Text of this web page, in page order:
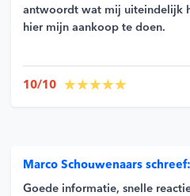
antwoordt wat mij uiteindelijk
hier mijn aankoop te doen.
10/10
Marco Schouwenaars schreef:
Goede informatie, snelle